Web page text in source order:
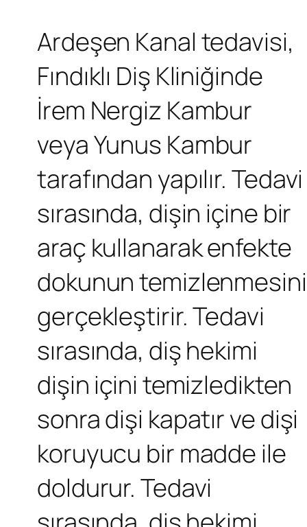
Ardeşen Kanal tedavisi,
Fındıklı Diş Kliniğinde
İrem Nergiz Kambur
veya Yunus Kambur
tarafından yapılır. Tedavi
sırasında, dişin içine bir
araç kullanarak enfekte
dokunun temizlenmesini
gerçekleştirir. Tedavi
sırasında, diş hekimi
dişin içini temizledikten
sonra dişi kapatır ve dişi
koruyucu bir madde ile
doldurur. Tedavi